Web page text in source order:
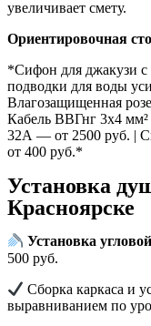
увеличивает смету.
Ориентировочная
*Сифон для джакузи
подводки для воды
Влагозащищенная
Кабель ВВГнг 3х4
32А — от 2500 руб. |
от 400 руб.*
Установка
Красноярске
Установка
500 руб.
Сборка каркаса и
выравниванием по